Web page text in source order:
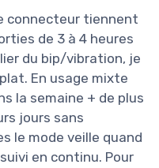
connecteur tiennent
de 3 à 4 heures
du bip/vibration, je
En usage mixte
la semaine + de plus
jours sans
le mode veille quand
en continu. Pour